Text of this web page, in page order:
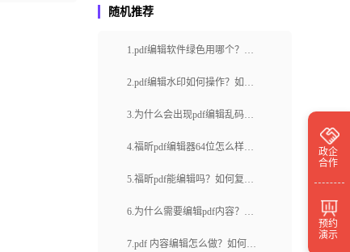
pdf编辑器免费下载(50)
福昕pdf编辑器下载(49)
pdf编辑方式(48)
快速编辑pdf(48)
随机推荐
1.pdf编辑软件绿色用哪个？pdf
转ppt怎么操作？
2.pdf编辑水印如何操作？如何
编辑处理的pdf文件？
3.为什么会出现pdf编辑乱码的
情况呢？如何解决pdf编辑乱码
4.福昕pdf编辑器64位怎么样？
两张图片合成一个pdf怎么操
5.福昕pdf能编辑吗？如何复制
pdf中的文字？
6.为什么需要编辑pdf内容？如
何利用福昕云编辑进行PDF编
7.pdf 内容编辑怎么做？如何给
政企
合作
预约
演示